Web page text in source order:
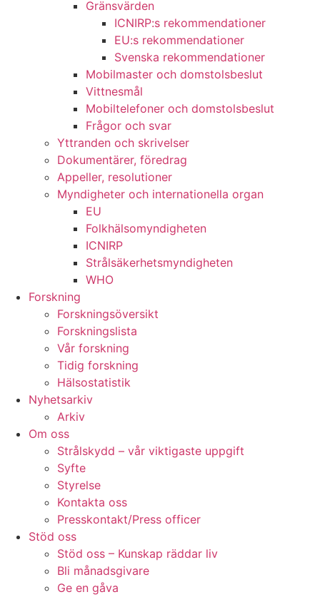
Gränsvärden
ICNIRP:s rekommendationer
EU:s rekommendationer
Svenska rekommendationer
Mobilmaster och domstolsbeslut
Vittnesmål
Mobiltelefoner och domstolsbeslut
Frågor och svar
Yttranden och skrivelser
Dokumentärer, föredrag
Appeller, resolutioner
Myndigheter och internationella organ
EU
Folkhälsomyndigheten
ICNIRP
Strålsäkerhetsmyndigheten
WHO
Forskning
Forskningsöversikt
Forskningslista
Vår forskning
Tidig forskning
Hälsostatistik
Nyhetsarkiv
Arkiv
Om oss
Strålskydd – vår viktigaste uppgift
Syfte
Styrelse
Kontakta oss
Presskontakt/Press officer
Stöd oss
Stöd oss – Kunskap räddar liv
Bli månadsgivare
Ge en gåva